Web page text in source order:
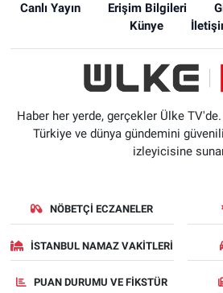
Canlı Yayın Erişim Bilgileri
Künye
Haber her yerde, gerçekler Ülke
Türkiye ve dünya gündemini
izleyicisine
NÖBETÇI ECZANELER
İSTANBUL NAMAZ VAKITLERI
PUAN DURUMU VE FIKSTÜR